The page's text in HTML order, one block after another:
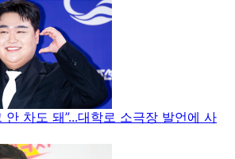
안 차도 돼”...대학로 소극장 발언에 사